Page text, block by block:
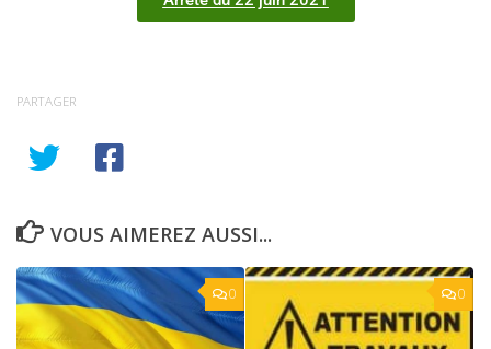
PARTAGER
VOUS AIMEREZ AUSSI...
0 0